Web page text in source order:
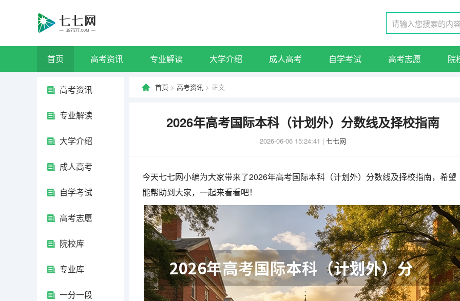
首页 高考资讯 专业解读 大学介绍 成人高考 自学考试 高考志愿 院
高考资讯
专业解读
大学介绍
成人高考
自学考试
高考志愿
院校库
专业库
一分一段
首页 > 高考资讯 > 正文
2026年高考国际本科（计划外）分数线及择校指南
2026-06-06 15:24:41 | 七七网
今天七七网小编为大家带来了2026年高考国际本科（计划外）分数线及择校指南，希望
能帮助到大家，一起来看看吧！